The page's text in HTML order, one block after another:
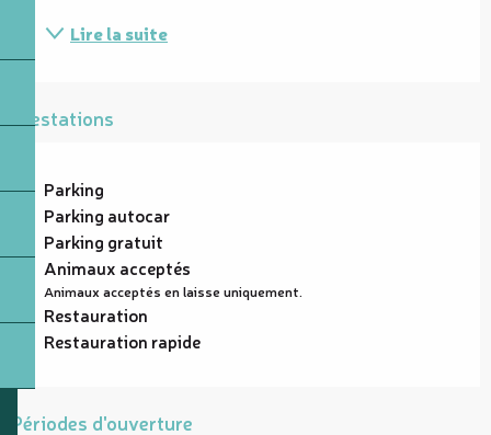
Lire la suite
Prestations
Parking
Parking autocar
Parking gratuit
Animaux acceptés
Animaux acceptés en laisse uniquement.
Restauration
Restauration rapide
Périodes d'ouverture